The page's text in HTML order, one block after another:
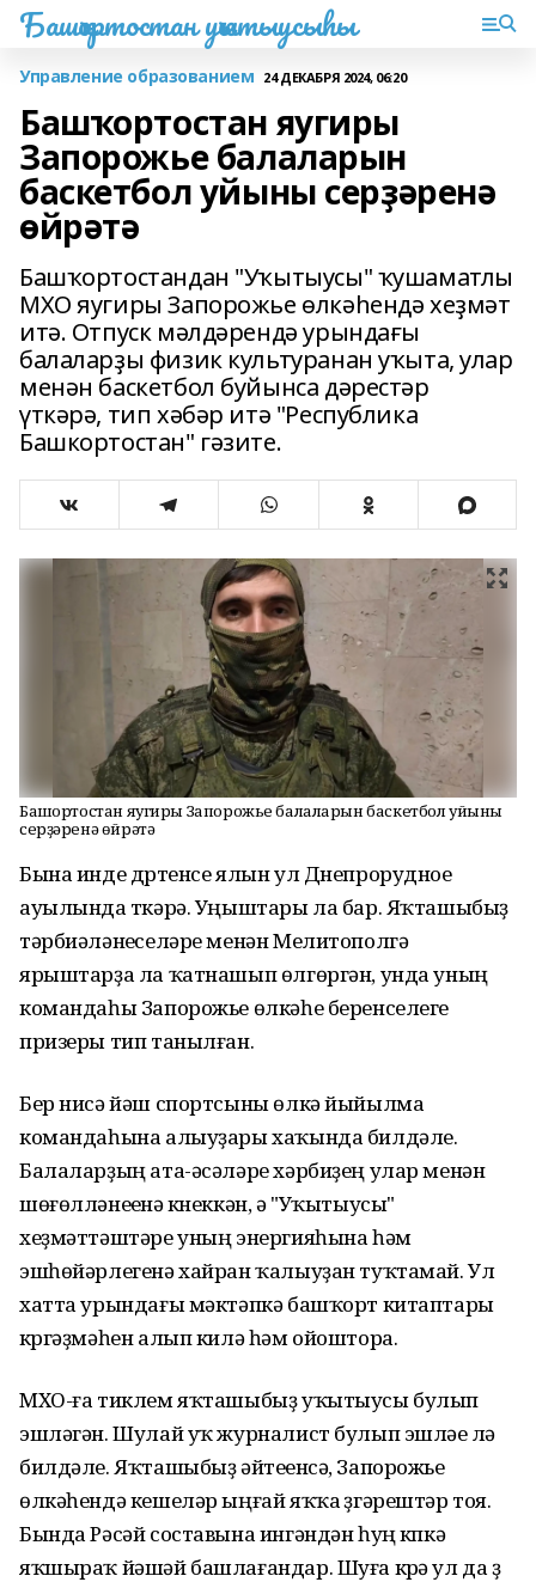
Башҡортостан уҡытыусыһы
Управление образованием 24 ДЕКАБРЯ 2024, 06:20
Башҡортостан яугиры
Запорожье балаларын
баскетбол уйыны серҙәренә
өйрәтә
Башҡортостандан "Уҡытыусы" ҡушаматлы
МХО яугиры Запорожье өлкәһендә хеҙмәт
итә. Отпуск мәлдәрендә урындағы
балаларҙы физик культуранан уҡыта, улар
менән баскетбол буйынса дәрестәр
үткәрә, тип хәбәр итә "Республика
Башкортостан" гәзите.
Башҡортостан яугиры Запорожье балаларын баскетбол уйыны
серҙәренә өйрәтә
Бына инде дүртенсе ялын ул Днепрорудное
ауылында үткәрә. Уңыштары ла бар. Яҡташыбыҙ
тәрбиәләнеүселәре менән Мелитополгә
ярыштарҙа ла ҡатнашып өлгөргән, унда уның
командаһы Запорожье өлкәһе беренселеге
призеры тип танылған.
Бер нисә йәш спортсыны өлкә йыйылма
командаһына алыуҙары хаҡында билдәле.
Балаларҙың ата-әсәләре хәрбиҙең улар менән
шөғөлләнеүенә күнеккән, ә "Уҡытыусы"
хеҙмәттәштәре уның энергияһына һәм
эшһөйәрлегенә хайран ҡалыуҙан туҡтамай. Ул
хатта урындағы мәктәпкә башҡорт китаптары
күргәҙмәһен алып килә һәм ойоштора.
МХО-ға тиклем яҡташыбыҙ уҡытыусы булып
эшләгән. Шулай уҡ журналист булып эшләүе лә
билдәле. Яҡташыбыҙ әйтеүенсә, Запорожье
өлкәһендә кешеләр ыңғай яҡҡа үҙгәрештәр тоя.
Бында Рәсәй составына ингәндән һуң күпкә
яҡшыраҡ йәшәй башлағандар. Шуға күрә ул да үҙ